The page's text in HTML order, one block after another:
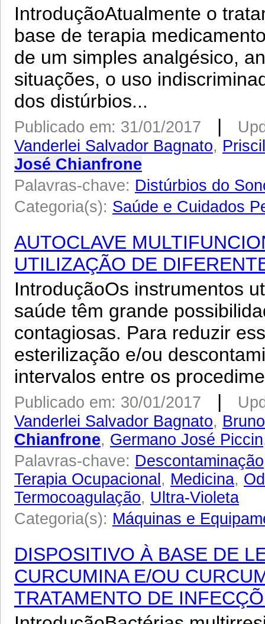
IntroduçãoAtualmente o
base de terapia
de um simples analgésico,
situações, o uso
dos distúrbios...
Publicado em: 31/01/2017 |
Vanderlei Salvador Bagnato,
José Chianfrone
Palavras-chave: Distúrbios do
Categoria(s): Saúde e Cuidados
AUTOCLAVE
UTILIZAÇÃO DE
IntroduçãoOs instrumentos
saúde têm grande
contagiosas. Para reduzir
esterilização e/ou
intervalos entre os
Publicado em: 30/01/2017 |
Vanderlei Salvador Bagnato,
Chianfrone, Germano José Piccin
Palavras-chave: Descontaminação
Terapia Ocupacional , Medicina,
Termocoagulação, Ultra-Violeta
Categoria(s): Máquinas e
DISPOSITIVO À BASE DE
CURCUMINA E/OU
TRATAMENTO DE